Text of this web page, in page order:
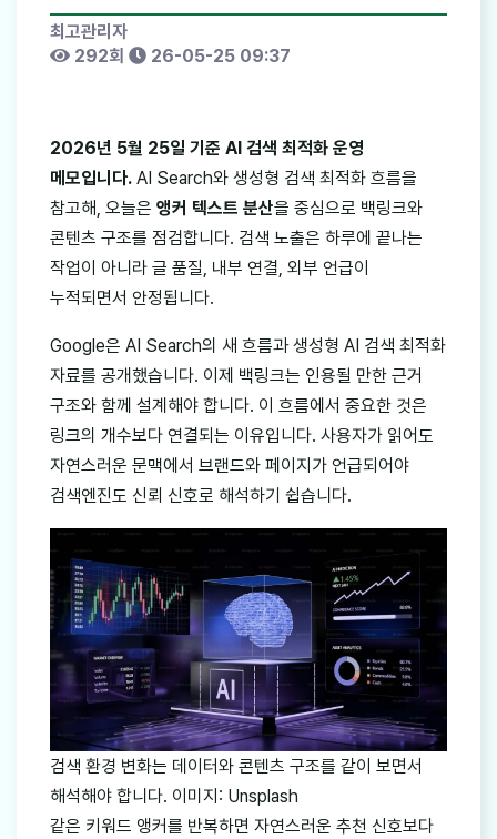
최고관리자
292회
26-05-25 09:37
2026년 5월 25일 기준 AI 검색 최적화 운영
메모입니다. AI Search와 생성형 검색 최적화 흐름을
참고해, 오늘은 앵커 텍스트 분산을 중심으로 백링크와
콘텐츠 구조를 점검합니다. 검색 노출은 하루에 끝나는
작업이 아니라 글 품질, 내부 연결, 외부 언급이
누적되면서 안정됩니다.
Google은 AI Search의 새 흐름과 생성형 AI 검색 최적화
자료를 공개했습니다. 이제 백링크는 인용될 만한 근거
구조와 함께 설계해야 합니다. 이 흐름에서 중요한 것은
링크의 개수보다 연결되는 이유입니다. 사용자가 읽어도
자연스러운 문맥에서 브랜드와 페이지가 언급되어야
검색엔진도 신뢰 신호로 해석하기 쉽습니다.
검색 환경 변화는 데이터와 콘텐츠 구조를 같이 보면서
해석해야 합니다. 이미지: Unsplash
같은 키워드 앵커를 반복하면 자연스러운 추천 신호보다